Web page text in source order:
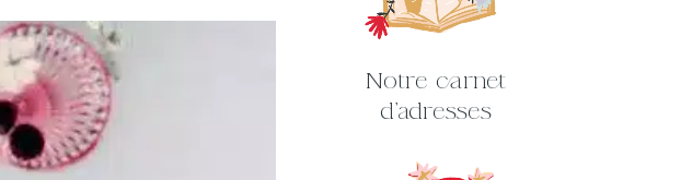
Notre carnet
d'adresses